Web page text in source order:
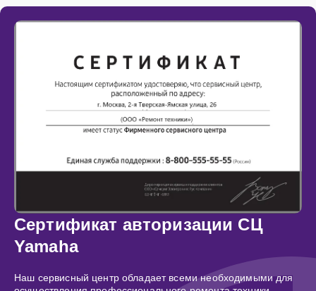
Сертификат авторизации СЦ
Yamaha
Наш сервисный центр обладает всеми необходимыми для